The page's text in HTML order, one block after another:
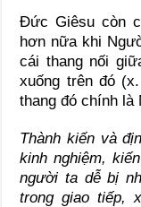
Đức Giêsu còn
hơn nữa khi
cái thang nối
xuống trên đó
thang đó chính là
Thành kiến và
kinh nghiệm,
người ta dễ bị
trong giao tiếp,